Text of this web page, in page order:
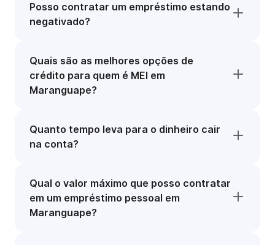
Posso contratar um empréstimo estando
negativado?
Quais são as melhores opções de
crédito para quem é MEI em
Maranguape?
Quanto tempo leva para o dinheiro cair
na conta?
Qual o valor máximo que posso contratar
em um empréstimo pessoal em
Maranguape?